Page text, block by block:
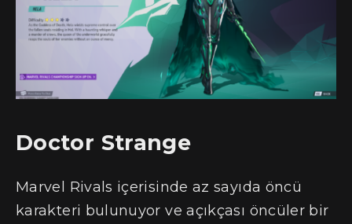
Doctor Strange
Marvel Rivals içerisinde az sayıda öncü
karakteri bulunuyor ve açıkçası öncüler bir